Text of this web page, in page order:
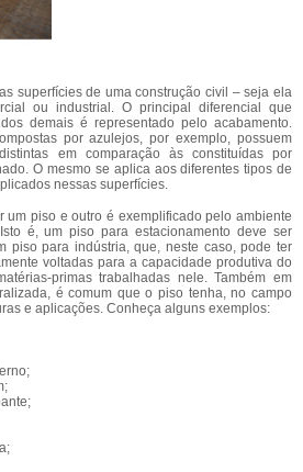
superfícies de uma construção civil – seja ela
ou industrial. O principal diferencial que
demais é representado pelo acabamento.
por azulejos, por exemplo, possuem
em comparação às constituídas por
O mesmo se aplica aos diferentes tipos de
nessas superfícies.
um piso e outro é exemplificado pelo ambiente
é, um piso para estacionamento deve ser
piso para indústria, que, neste caso, pode ter
voltadas para a capacidade produtiva do
primas trabalhadas nele. Também em
é comum que o piso tenha, no campo
e aplicações. Conheça alguns exemplos: